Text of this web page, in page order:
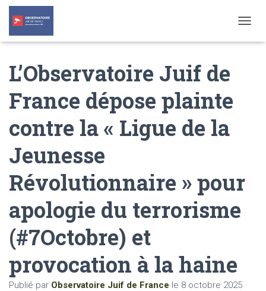
O
L’Observatoire Juif de
France dépose plainte
contre la « Ligue de la
Jeunesse
Révolutionnaire » pour
apologie du terrorisme
(#7Octobre) et
provocation à la haine
Publié par Observatoire Juif de France le 8 octobre 2025